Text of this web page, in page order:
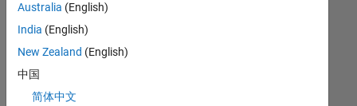
keine
offenen
Stellen
können,
die
Australia (English)
India (English)
New Zealand (English)
中国
简体中文